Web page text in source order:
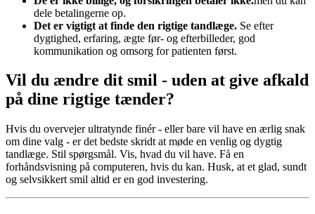
dele betalingerne op.
Det er vigtigt at finde den rigtige tandlæge. Se efter
dygtighed, erfaring, ægte før- og efterbilleder, god
kommunikation og omsorg for patienten først.
Vil du ændre dit smil - uden at give afkald
på dine rigtige tænder?
Hvis du overvejer ultratynde finér - eller bare vil have en ærlig snak
om dine valg - er det bedste skridt at møde en venlig og dygtig
tandlæge. Stil spørgsmål. Vis, hvad du vil have. Få en
forhåndsvisning på computeren, hvis du kan. Husk, at et glad, sundt
og selvsikkert smil altid er en god investering.